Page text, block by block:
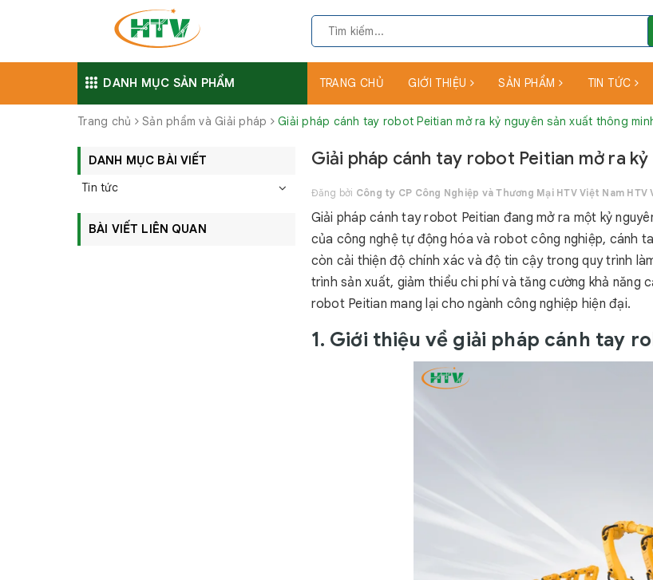
DANH MỤC SẢN PHẨM TRANG CHỦ GIỚI THIỆU SẢN PHẨM TIN TỨC
Trang chủ Sản phẩm và Giải pháp Giải pháp cánh tay robot Peitian mở ra kỷ nguyên sản xuất thông
Giải pháp cánh tay robot Peitian mở ra
Đăng bởi Công ty CP Công Nghiệp và Thương Mại HTV Việt Nam HTV
Giải pháp cánh tay robot Peitian đang mở ra một kỷ
của công nghệ tự động hóa và robot công nghiệp, cánh
còn cải thiện độ chính xác và độ tin cậy trong quy trình
trình sản xuất, giảm thiểu chi phí và tăng cường khả năng
robot Peitian mang lại cho ngành công nghiệp hiện đại.
1. Giới thiệu về giải pháp cánh tay
DANH MỤC BÀI VIẾT
Tin tức
BÀI VIẾT LIÊN QUAN